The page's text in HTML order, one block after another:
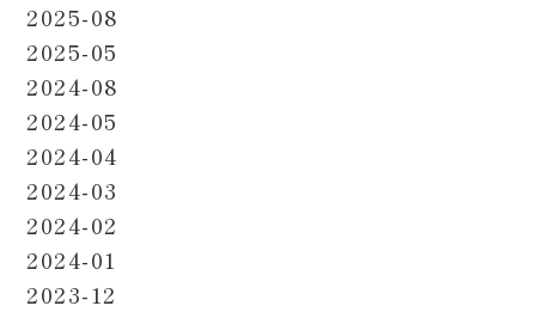
2025-08
2025-05
2024-08
2024-05
2024-04
2024-03
2024-02
2024-01
2023-12